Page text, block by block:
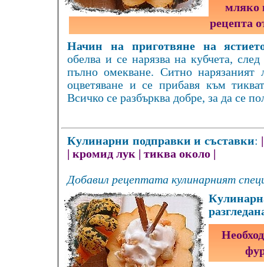
мляко
рецепта
Начин на приготвяне на
обелва и се нарязва на кубчета,
пълно омекване. Ситно нарязаният
оцветяване и се прибавя към
Всичко се разбърква добре, за да се
Кулинарни подправки и съставки:
кромид лук тиква около
Добавил рецептата кулинарният